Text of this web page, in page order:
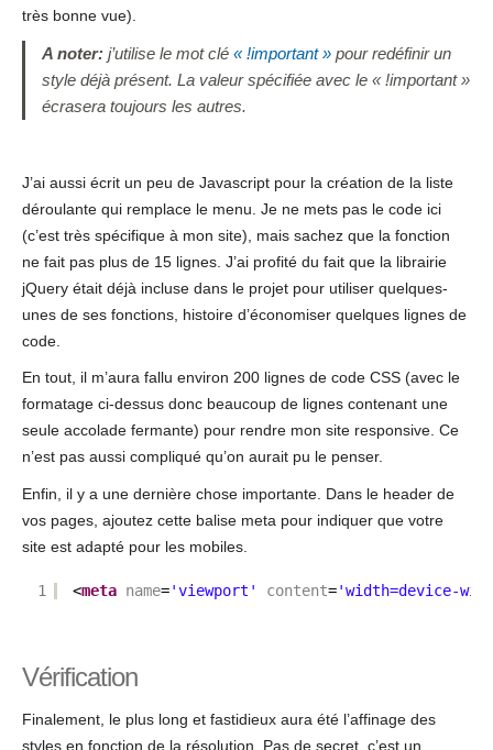
très bonne vue).
A noter: j’utilise le mot clé« !important » pour redéfinir un
style déjà présent. La valeur spécifiée avec le « !important »
écrasera toujours les autres.
J’ai aussi écrit un peu de Javascript pour la création de la liste
déroulante qui remplace le menu. Je ne mets pas le code ici
(c’est très spécifique à mon site), mais sachez que la fonction
ne fait pas plus de 15 lignes. J’ai profité du fait que la librairie
jQuery était déjà incluse dans le projet pour utiliser quelques-
unes de ses fonctions, histoire d’économiser quelques lignes de
code.
En tout, il m’aura fallu environ 200 lignes de code CSS (avec le
formatage ci-dessus donc beaucoup de lignes contenant une
seule accolade fermante) pour rendre mon site responsive. Ce
n’est pas aussi compliqué qu’on aurait pu le penser.
Enfin, il y a une dernière chose importante. Dans le header de
vos pages, ajoutez cette balise meta pour indiquer que votre
site est adapté pour les mobiles.
1 <meta name='viewport' content='width=device-
Vérification
Finalement, le plus long et fastidieux aura été l’affinage des
styles en fonction de la résolution. Pas de secret, c’est un